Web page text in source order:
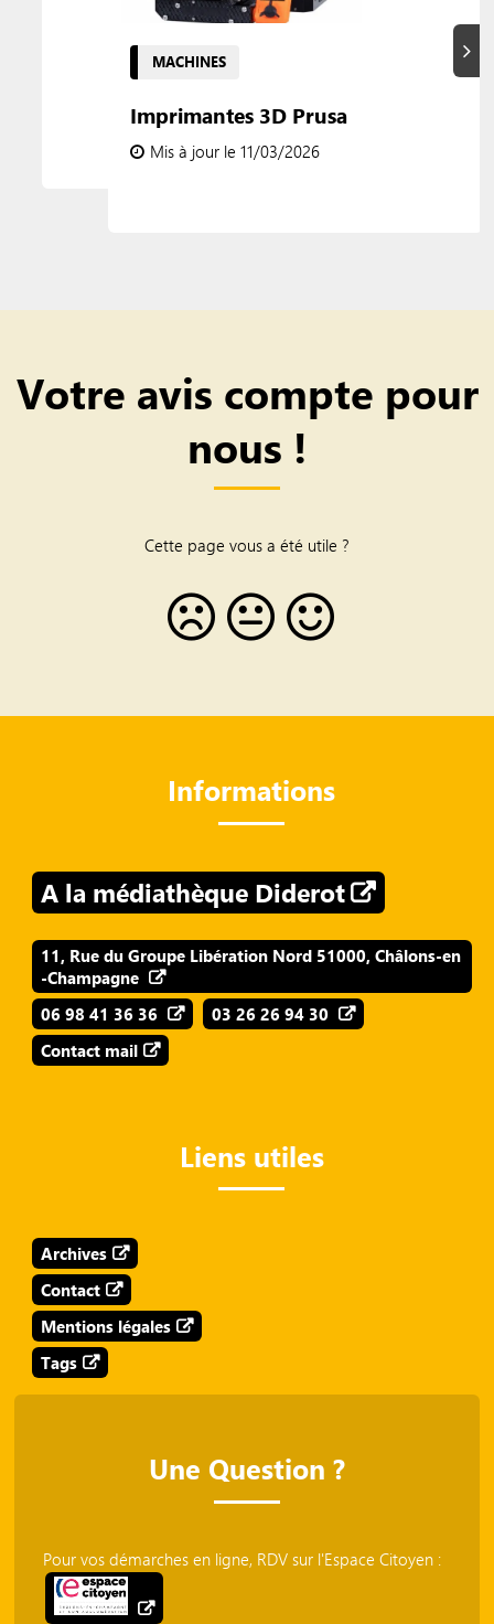
MACHINES
Imprimantes 3D Prusa
Mis à jour le 11/03/2026
Votre avis compte pour
nous !
Cette page vous a été utile ?
Informations
A la médiathèque Diderot
11, Rue du Groupe Libération Nord 51000, Châlons-en
-Champagne
06 98 41 36 36
03 26 26 94 30
Contact mail
Liens utiles
Archives
Contact
Mentions légales
Tags
Une Question ?
Pour vos démarches en ligne, RDV sur l'Espace Citoyen :